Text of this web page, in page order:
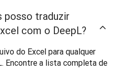
posso traduzir
com o DeepL?
do Excel para qualquer
Encontre a lista completa de